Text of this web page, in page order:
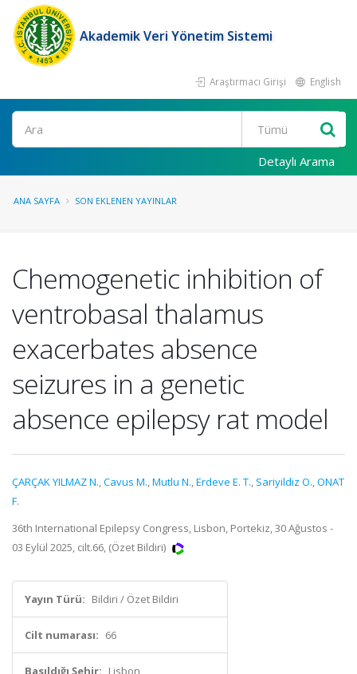
Akademik Veri Yönetim Sistemi
Araştırmacı Girişi English
Ara
Detaylı Arama
ANA SAYFA SON EKLENEN YAYINLAR
Chemogenetic inhibition of
ventrobasal thalamus
exacerbates absence
seizures in a genetic
absence epilepsy rat model
ÇARÇAK YILMAZ N.,Cavus M.,Mutlu N.,Erdeve E. T., Sariyildiz O.,ONAT
F.
36th International Epilepsy Congress, Lisbon, Portekiz, 30 Ağustos -
03 Eylül 2025, cilt.66, (Özet Bildiri)
Yayın Türü: Bildiri / Özet Bildiri
Cilt numarası: 66
Basıldığı Şehir: Lisbon